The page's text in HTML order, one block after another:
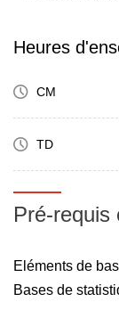
Heures
CM
TD
Pré-requis
Eléments de
Bases de